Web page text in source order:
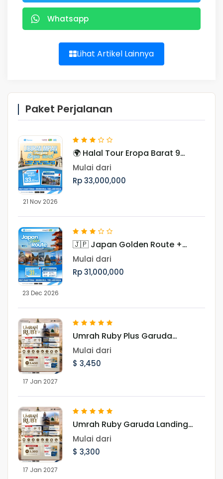
Whatsapp
Lihat Artikel Lainnya
Paket Perjalanan
21 Nov 2026
🌍 Halal Tour Eropa Barat 9
Negara, Periode November
Mulai dari
Rp 33,000,000
23 Dec 2026
🇯🇵 Japan Golden Route +
Shirakawago Periode Libur Akhir
Tahun
Mulai dari
Rp 31,000,000
17 Jan 2027
Umrah Ruby Plus Garuda
Landing Madinah 17 Januari
2027
Mulai dari
$ 3,450
17 Jan 2027
Umrah Ruby Garuda Landing
Madinah 17 Januari 2027
Mulai dari
$ 3,300